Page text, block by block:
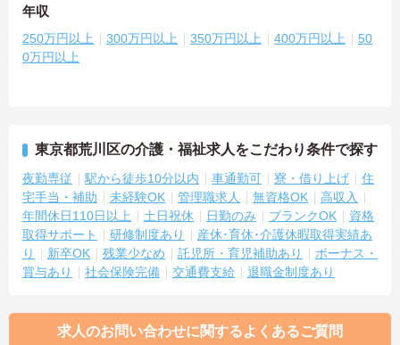
年収
250万円以上 300万円以上 350万円以上 400万円以上
50
0万円以上
東京都荒川区の介護・福祉求人をこだわり条件で探す
夜勤専従 駅から徒歩10分以内 車通勤可 寮・借り上げ
住
宅手当・補助
未経験OK 管理職求人 無資格OK
高収入
年間休日110日以上
土日祝休 日勤のみ ブランクOK
資格
取得サポート
研修制度あり
産休･育休･介護休暇取得実績あ
り
新卒OK 残業少なめ 託児所・育児補助あり
ボーナス・
賞与あり
社会保険完備 交通費支給 退職金制度あり
求人のお問い合わせに関するよくあるご質問